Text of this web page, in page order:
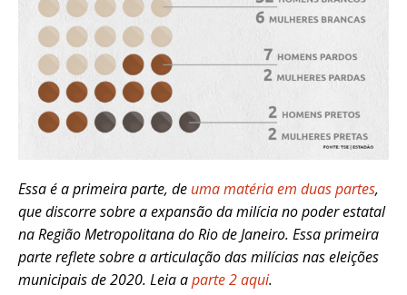
Essa é a primeira parte, de uma matéria em duas partes,
que discorre sobre a expansão da milícia no poder estatal
na Região Metropolitana do Rio de Janeiro. Essa primeira
parte reflete sobre a articulação das milícias nas eleições
municipais de 2020. Leia aparte 2 aqui.